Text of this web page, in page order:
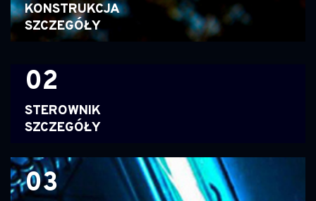
KONSTRUKCJA
SZCZEGÓŁY
02
STEROWNIK
SZCZEGÓŁY
03